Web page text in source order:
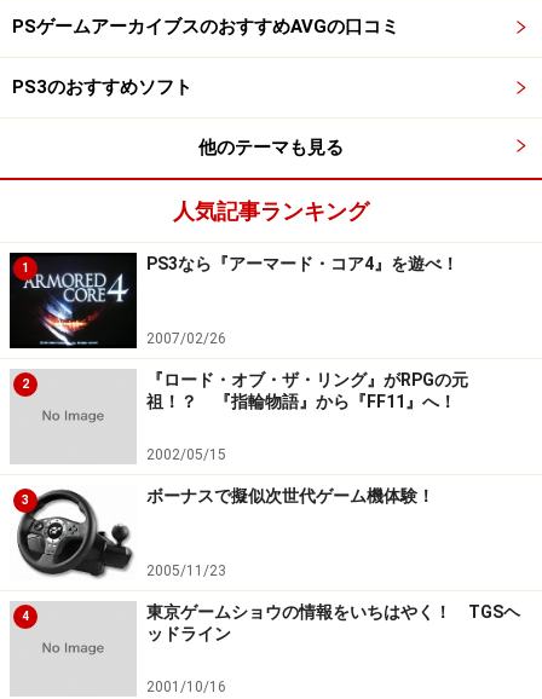
PSゲームアーカイブスのおすすめAVGの口コミ
PS3のおすすめソフト
他のテーマも見る
人気記事ランキング
1 PS3なら『アーマード・コア4』を遊べ！
2007/02/26
2
『ロード・オブ・ザ・リング』がRPGの元
祖！？ 『指輪物語』から『FF11』へ！
2002/05/15
3 ボーナスで擬似次世代ゲーム機体験！
2005/11/23
4
東京ゲームショウの情報をいちはやく！ TGSヘ
ッドライン
2001/10/16